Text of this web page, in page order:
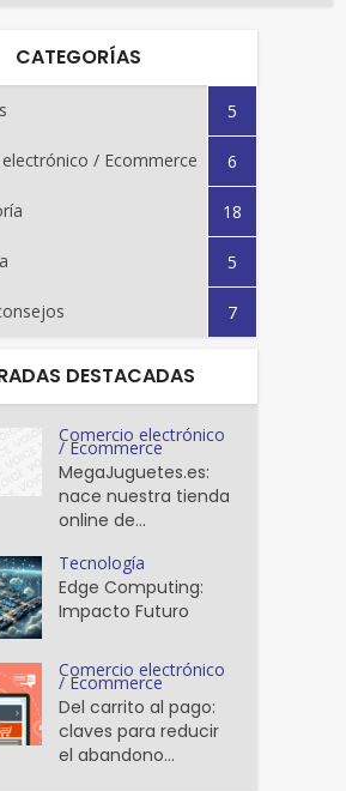
CATEGORÍAS
5
/ Ecommerce 6
18
5
7
DESTACADAS
Comercio electrónico
/ Ecommerce
MegaJuguetes.es:
nace nuestra tienda
online de...
Tecnología
Edge Computing:
Impacto Futuro
Comercio electrónico
/ Ecommerce
Del carrito al pago:
claves para reducir
el abandono...